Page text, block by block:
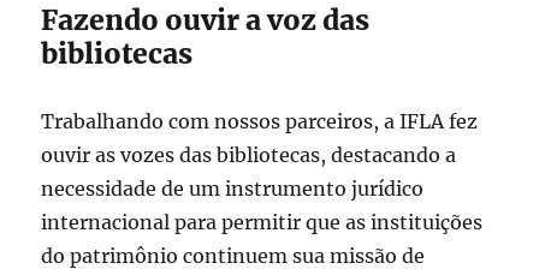
Fazendo ouvir a voz das
bibliotecas
Trabalhando com nossos parceiros, a IFLA fez
ouvir as vozes das bibliotecas, destacando a
necessidade de um instrumento jurídico
internacional para permitir que as instituições
do patrimônio continuem sua missão de